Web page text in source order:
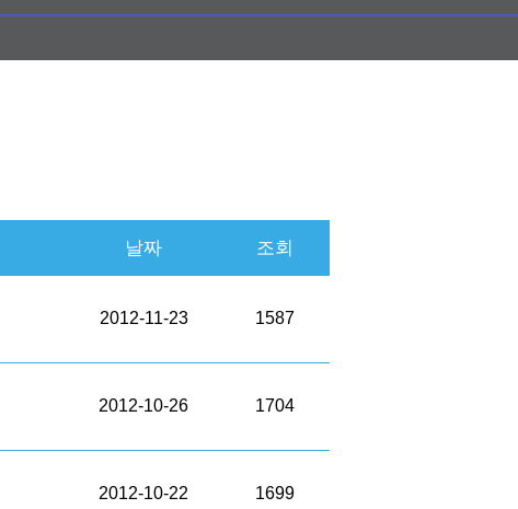
날짜 조회
2012-11-23 1587
2012-10-26 1704
2012-10-22 1699